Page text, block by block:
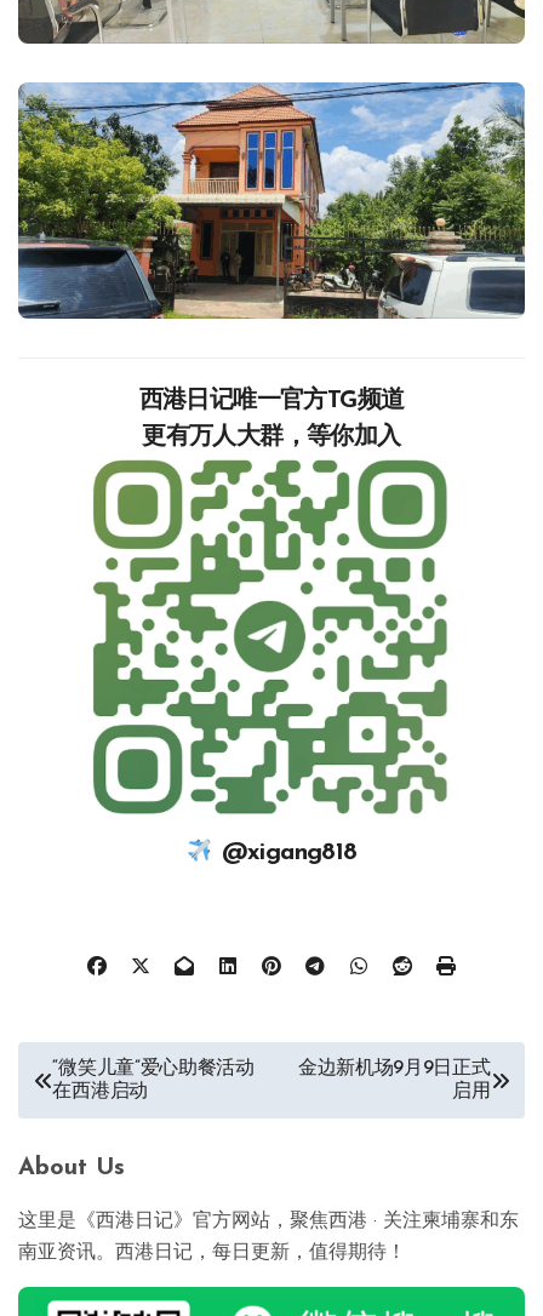
西港日记唯一官方TG频道
更有万人大群，等你加入‍‍‍‍‍‍‍‍‍‍‍‍‍
@xigang818
“微笑儿童”爱心助餐活动
在西港启动
金边新机场9月9日正式
启用
About Us
这里是《西港日记》官方网站，聚焦西港 · 关注柬埔寨和东
南亚资讯。西港日记，每日更新，值得期待！